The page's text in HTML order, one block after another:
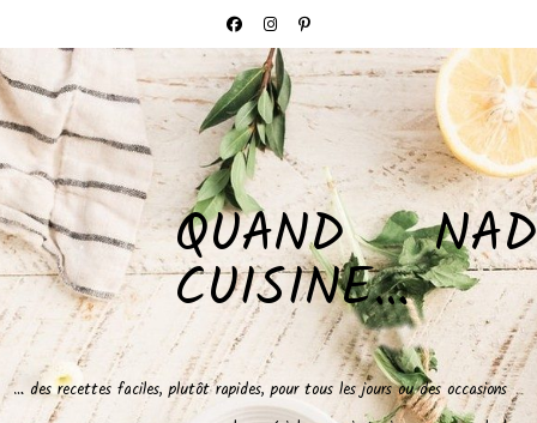
QUAND NAD
CUISINE…
… des recettes faciles, plutôt rapides, pour tous les jours ou des occasions